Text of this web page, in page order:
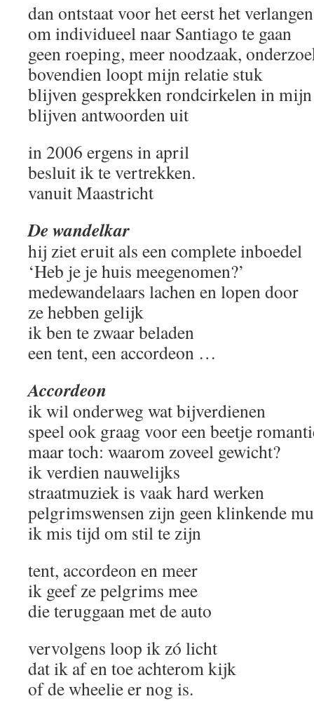
dan ontstaat voor het eerst het verlangen
om individueel naar Santiago te gaan
geen roeping, meer noodzaak,
bovendien loopt mijn relatie stuk
blijven gesprekken rondcirkelen in
blijven antwoorden uit
in 2006 ergens in april
besluit ik te vertrekken.
vanuit Maastricht
De wandelkar
hij ziet eruit als een complete inboedel
‘Heb je je huis meegenomen?’
medewandelaars lachen en lopen door
ze hebben gelijk
ik ben te zwaar beladen
een tent, een accordeon …
Accordeon
ik wil onderweg wat bijverdienen
speel ook graag voor een beetje
maar toch: waarom zoveel gewicht?
ik verdien nauwelijks
straatmuziek is vaak hard werken
pelgrimswensen zijn geen klinkende
ik mis tijd om stil te zijn
tent, accordeon en meer
ik geef ze pelgrims mee
die teruggaan met de auto
vervolgens loop ik zó licht
dat ik af en toe achterom kijk
of de wheelie er nog is.